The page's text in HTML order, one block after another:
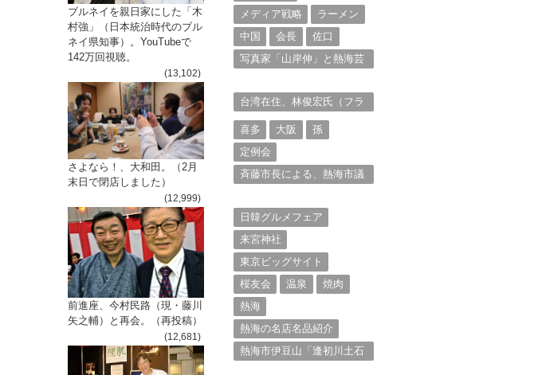
ブルネイを親日家にした「木
村強」（日本統治時代のブル
ネイ県知事）。YouTubeで
142万回視聴。
(13,102)
さよなら！、大和田。（2月
末日で閉店しました）
(12,999)
前進座、今村民路（現・藤川
矢之輔）と再会。（再投稿）
(12,681)
メディア戦略
ラーメン
中国
会長
佐口
写真家「山岸伸」と熱海芸
台湾在住、林俊宏氏（フラ
喜多
大阪
孫
定例会
斉藤市長による、熱海市議
日韓グルメフェア
来宮神社
東京ビッグサイト
桜友会
温泉
焼肉
熱海
熱海の名店名品紹介
熱海市伊豆山「逢初川土石